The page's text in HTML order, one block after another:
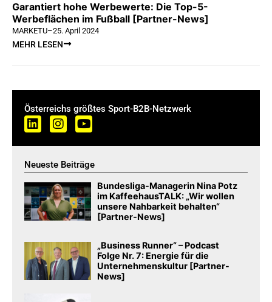
Garantiert hohe Werbewerte: Die Top-5-
Werbeflächen im Fußball [Partner-News]
MARKETU–25. April 2024
MEHR LESEN
Österreichs größtes Sport-B2B-Netzwerk
Neueste Beiträge
Bundesliga-Managerin Nina Potz
im KaffeehausTALK: „Wir wollen
unsere Nahbarkeit behalten“
[Partner-News]
„Business Runner“ – Podcast
Folge Nr. 7: Energie für die
Unternehmenskultur [Partner-
News]